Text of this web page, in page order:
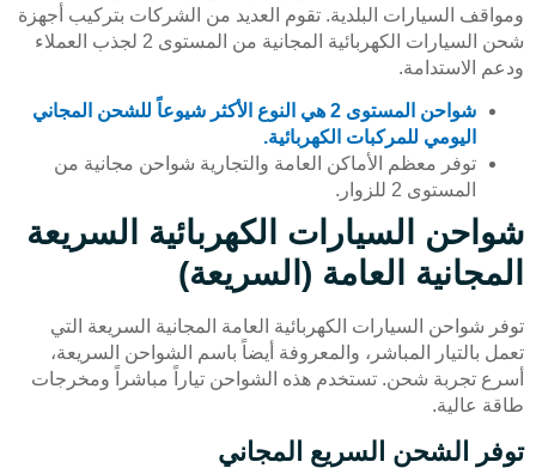
ومواقف السيارات البلدية. تقوم العديد من الشركات بتركيب أجهزة
شحن السيارات الكهربائية المجانية من المستوى 2 لجذب العملاء
ودعم الاستدامة.
شواحن المستوى 2 هي النوع الأكثر شيوعاً للشحن المجاني
اليومي للمركبات الكهربائية.
توفر معظم الأماكن العامة والتجارية شواحن مجانية من
المستوى 2 للزوار.
شواحن السيارات الكهربائية السريعة
المجانية العامة (السريعة)
توفر شواحن السيارات الكهربائية العامة المجانية السريعة التي
تعمل بالتيار المباشر، والمعروفة أيضاً باسم الشواحن السريعة،
أسرع تجربة شحن. تستخدم هذه الشواحن تياراً مباشراً ومخرجات
طاقة عالية.
توفر الشحن السريع المجاني